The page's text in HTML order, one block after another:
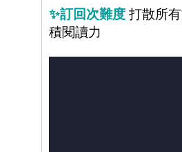
✨訂回次難度 打散所有
積閱讀力